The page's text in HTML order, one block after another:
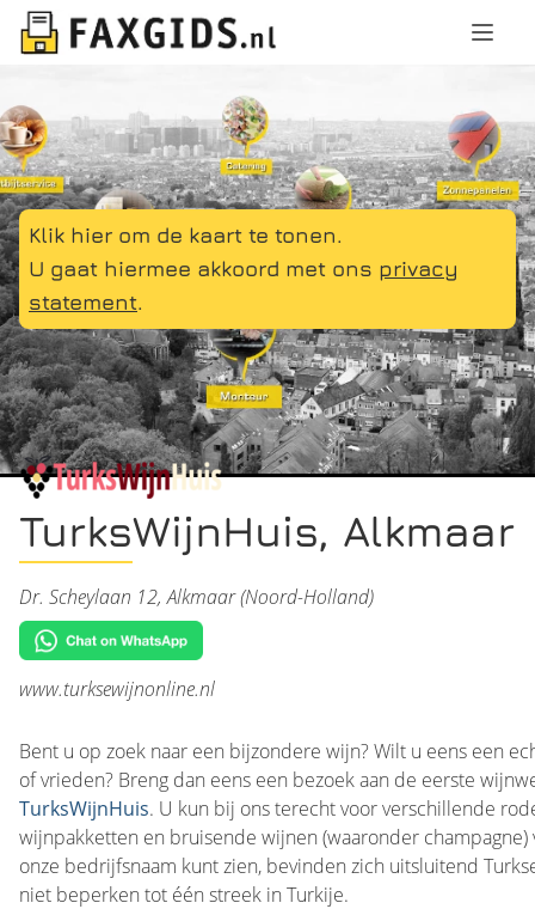
Klik hier om de kaart te tonen.
U gaat hiermee akkoord met ons privacy
statement.
TurksWijnHuis, Alkmaar
Dr. Scheylaan 12, Alkmaar (Noord-Holland)
www.turksewijnonline.nl
Bent u op zoek naar een bijzondere wijn? Wilt u eens een
of vrieden? Breng dan eens een bezoek aan de eerste
TurksWijnHuis. U kun bij ons terecht voor verschillende
wijnpakketten en bruisende wijnen (waaronder
onze bedrijfsnaam kunt zien, bevinden zich uitsluitend
niet beperken tot één streek in Turkije.